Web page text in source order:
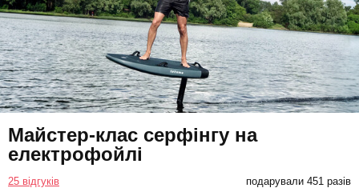
Майстер-клас серфінгу на
електрофойлі
25 відгуків подарували 451 разів